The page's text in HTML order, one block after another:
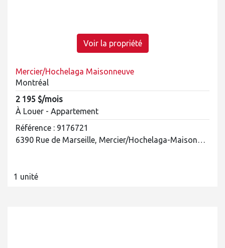
Voir la propriété
Mercier/Hochelaga Maisonneuve
Montréal
2 195 $/mois
À Louer - Appartement
Référence : 9176721
6390 Rue de Marseille, Mercier/Hochelaga-Maisonneuve
1 unité